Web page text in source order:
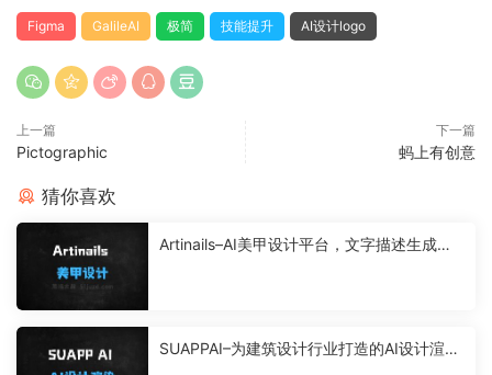
Figma GalileAI 极简 技能提升 AI设计logo
上一篇
Pictographic
下一篇
蚂上有创意
猜你喜欢
Artinails–AI美甲设计平台，文字描述生成美
SUAPPAI–为建筑设计行业打造的AI设计渲染